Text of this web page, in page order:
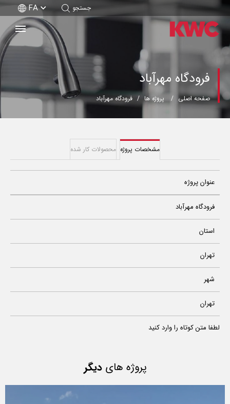
جستجو FA
فرودگاه مهرآباد
صفحه اصلی پروژه ها فرودگاه مهرآباد
مشخصات پروژه محصولات کار شده
عنوان پروژه
فرودگاه مهرآباد
استان
تهران
شهر
تهران
لطفا متن کوتاه را وارد کنید
پروژه هایدیگر